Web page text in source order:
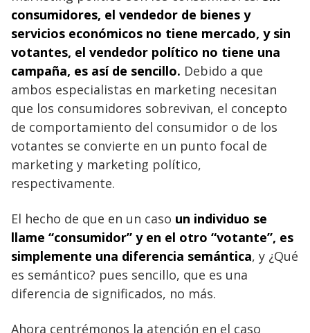
consumidores, el vendedor de bienes y
servicios económicos no tiene mercado, y sin
votantes, el vendedor político no tiene una
campaña, es así de sencillo. Debido a que
ambos especialistas en marketing necesitan
que los consumidores sobrevivan, el concepto
de comportamiento del consumidor o de los
votantes se convierte en un punto focal de
marketing y marketing político,
respectivamente.
El hecho de que en un caso un individuo se
llame “consumidor” y en el otro “votante”, es
simplemente una diferencia semántica, y ¿Qué
es semántico? pues sencillo, que es una
diferencia de significados, no más.
Ahora centrémonos la atención en el caso